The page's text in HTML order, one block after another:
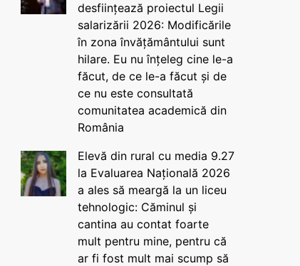
desființează proiectul Legii
salarizării 2026: Modificările
în zona învățământului sunt
hilare. Eu nu înțeleg cine le-a
făcut, de ce le-a făcut și de
ce nu este consultată
comunitatea academică din
România
Elevă din rural cu media 9.27
la Evaluarea Națională 2026
a ales să meargă la un liceu
tehnologic: Căminul și
cantina au contat foarte
mult pentru mine, pentru că
ar fi fost mult mai scump să